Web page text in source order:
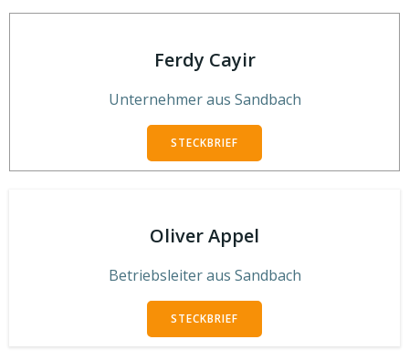
Ferdy Cayir
Unternehmer aus Sandbach
STECKBRIEF
Oliver Appel
Betriebsleiter aus Sandbach
STECKBRIEF